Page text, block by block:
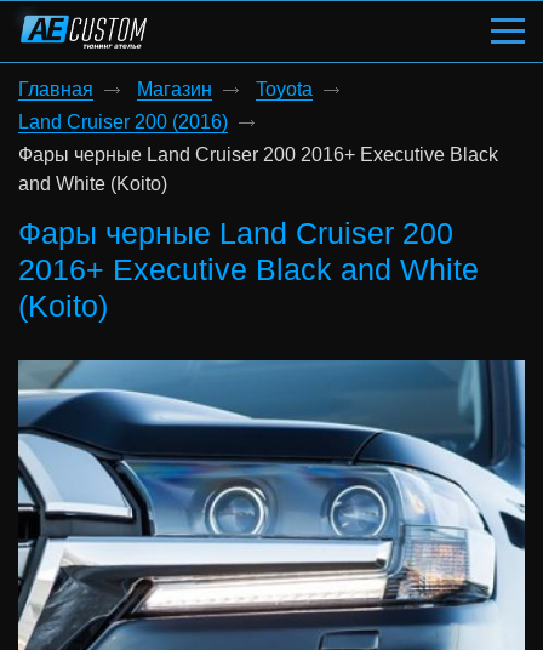
Главная Магазин
Toyota
Land Cruiser 200 (2016)
Фары черные Land Cruiser 200 2016+ Executive Black
and White (Koito)
Фары черные Land Cruiser 200
2016+ Executive Black and White
(Koito)